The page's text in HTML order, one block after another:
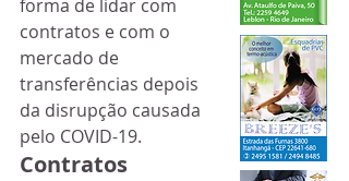
forma de lidar com
contratos e com o
mercado de
transferências depois
da disrupção causada
pelo COVID-19.
Contratos